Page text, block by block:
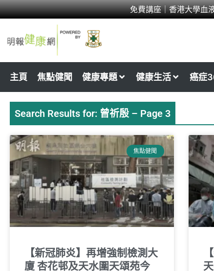
免費講座｜香港大學血
Skip
to
content
主頁 焦點健聞 健康專題 健康生活 癌症
Search Results for: 曾祈殷 – Page 3
焦點健聞
【新冠肺炎】再增強制檢測大
廈 杏花邨及天水圍天頌苑今
Page
PagePagePagePage